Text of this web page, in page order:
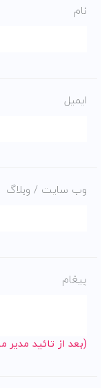
نام
ایمیل
وب سایت / وبلاگ
پیغام
(بعد از تائید